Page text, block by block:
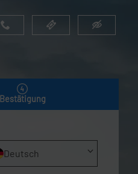
Bestätigung
Deutsch